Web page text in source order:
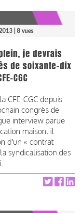
| 8 vues
je devrais
de soixante-dix
CGC
CFE-CGC depuis
congrès de
interview parue
maison, il
d'un « contrat
syndicalisation des